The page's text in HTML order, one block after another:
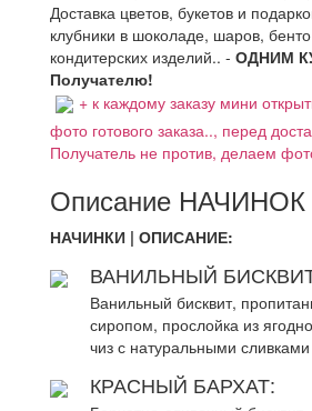
Доставка цветов, букетов и
клубники в шоколаде, шаров, бенто
кондитерских изделий.. - ОДНИМ
Получателю!
+ к каждому заказу мини
фото готового заказа.., перед
Получатель не против, делаем
Описание НАЧИНОК
НАЧИНКИ | ОПИСАНИЕ:
ВАНИЛЬНЫЙ
Ванильный бисквит,
сиропом, прослойка из
чиз с натуральными сливками
КРАСНЫЙ БАРХАТ: